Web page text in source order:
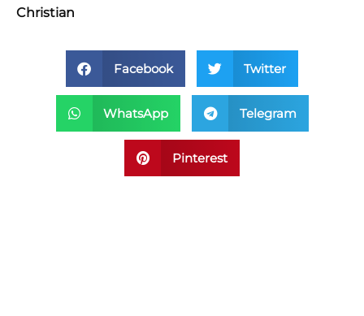
Christian
Facebook Twitter
WhatsApp Telegram
Pinterest